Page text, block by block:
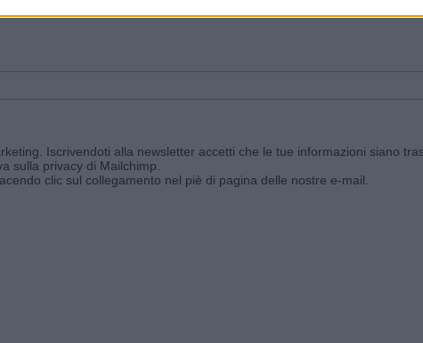
email periodiche contenenti le ultime notizie pubblicate sul sito web!
Iscrivendoti alla newsletter accetti che le tue informazioni siano
sulla privacy di Mailchimp
clic sul collegamento nel piè di pagina delle nostre e-mail.